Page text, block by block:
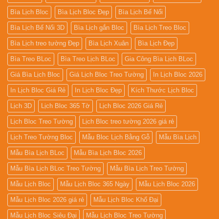
Bìa Lịch Bloc Bìa Lịch Bloc Đẹp Bìa Lịch Bế Nổi
Bìa Lịch Bế Nổi 3D Bìa Lịch gắn Bloc Bìa Lịch Treo Bloc
Bìa Lịch treo tường Đẹp Bìa Lịch Xuân Bìa Lịch Đẹp
Bìa Treo BLoc Bìa Treo Lịch BLoc Gia Công Bìa Lịch BLoc
Giá Bìa Lịch Bloc Giá Lịch Bloc Treo Tường In Lịch Bloc 2026
In Lịch Bloc Giá Rẻ In Lịch Bloc Đẹp Kích Thước Lịch Bloc
Lịch 3D Lịch Bloc 365 Tờ Lịch Bloc 2026 Giá Rẻ
Lịch Bloc Treo Tường Lịch Bloc treo tường 2026 giá rẻ
Lịch Treo Tường Bloc Mẫu Bloc Lịch Bằng Gỗ Mẫu Bìa Lịch
Mẫu Bìa Lịch BLoc Mẫu Bìa Lịch Bloc 2026
Mẫu Bìa Lịch BLoc Treo Tường Mẫu Bìa Lịch Treo Tường
Mẫu Lịch Bloc Mẫu Lịch Bloc 365 Ngày Mẫu Lịch Bloc 2026
Mẫu Lịch Bloc 2026 giá rẻ Mẫu Lịch Bloc Khổ Đại
Mẫu Lịch Bloc Siêu Đại Mẫu Lịch Bloc Treo Tường